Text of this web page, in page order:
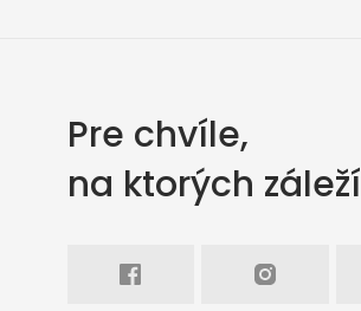
Pre chvíle,
na ktorých záleží